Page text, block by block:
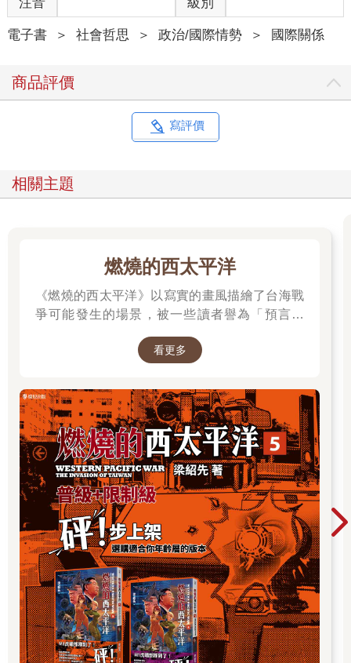
電子書 ＞ 社會哲思 ＞ 政治/國際情勢 ＞ 國際關係
商品評價
寫評價
相關主題
燃燒的西太平洋
《燃燒的西太平洋》以寫實的畫風描繪了台海戰
爭可能發生的場景，被一些讀者譽為「預言之
品在CCC連載中。第五集為最新級數，買就抽作
看更多